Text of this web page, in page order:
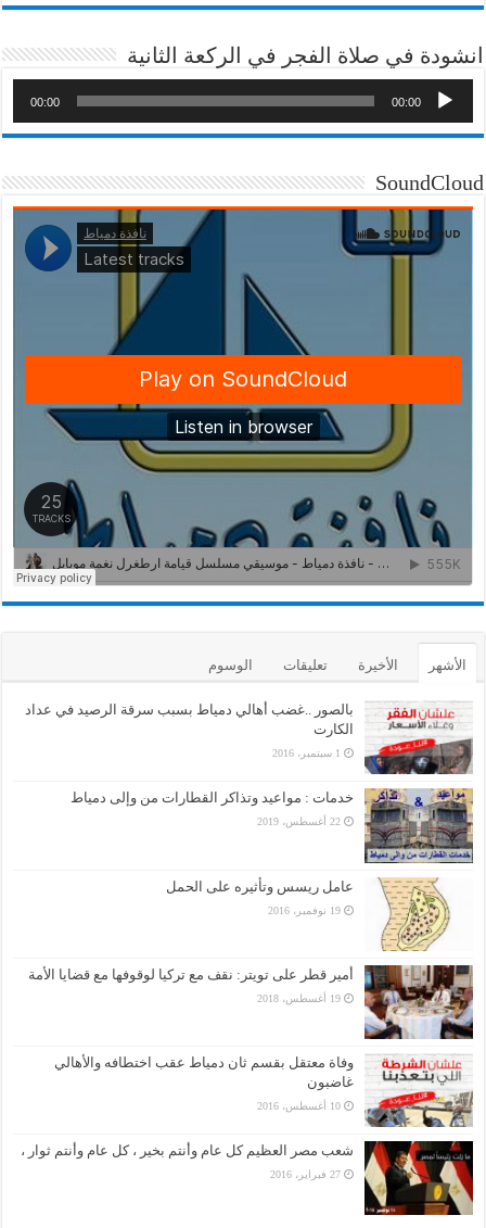
انشودة في صلاة الفجر في الركعة الثانية
00:00
00:00
SoundCloud
الأشهر الأخيرة تعليقات الوسوم
بالصور ..غضب أهالي دمياط بسبب سرقة الرصيد في عداد
الكارت
1 سبتمبر، 2016
خدمات : مواعيد وتذاكر القطارات من وإلى دمياط
22 أغسطس، 2019
عامل ريسس وتأثيره على الحمل
19 نوفمبر، 2016
أمير قطر على تويتر: نقف مع تركيا لوقوفها مع قضايا الأمة
19 أغسطس، 2018
وفاة معتقل بقسم ثان دمياط عقب اختطافه والأهالي
غاضبون
10 أغسطس، 2016
شعب مصر العظيم كل عام وأنتم بخير ، كل عام وأنتم ثوار ،
27 فبراير، 2016